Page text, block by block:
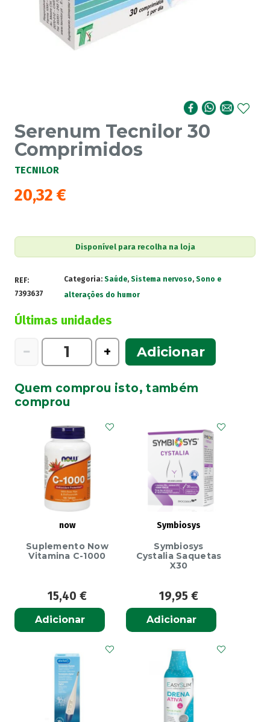
Serenum Tecnilor 30
Comprimidos
TECNILOR
20,32 €
Disponível para recolha na loja
REF:
7393637
Categoria: Saúde, Sistema nervoso, Sono e
alterações do humor
Últimas unidades
−
Quantidade
Tecnilor
30
Comprimidos
+ Adicionar
Quem comprou isto, também
comprou
now
Suplemento Now
Vitamina C-1000
15,40 €
Adicionar
Symbiosys
Symbiosys
Cystalia Saquetas
X30
19,95 €
Adicionar